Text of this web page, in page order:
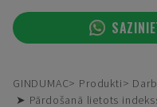
GINDUMAC Produkti
➤ Pārdošanā lietots